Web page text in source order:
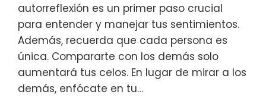
autorreflexión es un primer paso crucial
para entender y manejar tus sentimientos.
Además, recuerda que cada persona es
única. Compararte con los demás solo
aumentará tus celos. En lugar de mirar a los
demás, enfócate en tu…